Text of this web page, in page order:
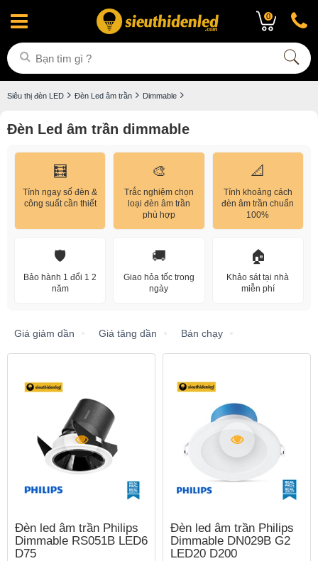
0
Siêu thị đèn LED Đèn Led âm trần Dimmable
Đèn Led âm trần dimmable
🧮
Tính ngay số đèn &
công suất cần thiết
🎨
Trắc nghiệm chọn
loại đèn âm trần
phù hợp
📐
Tính khoảng cách
đèn âm trần chuẩn
100%
🛡️
Bảo hành 1 đổi 1 2
năm
🚚
Giao hỏa tốc trong
ngày
🏠
Khảo sát tại nhà
miễn phí
Giá giảm dần Giá tăng dần Bán chạy
Đèn led âm trần Philips
Dimmable RS051B LED6
D75
Đèn led âm trần Philips
Dimmable DN029B G2
LED20 D200